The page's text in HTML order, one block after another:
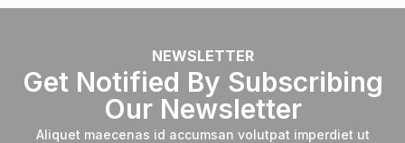
NEWSLETTER
Get Notified By Subscribing
Our Newsletter
Aliquet maecenas id accumsan volutpat imperdiet ut